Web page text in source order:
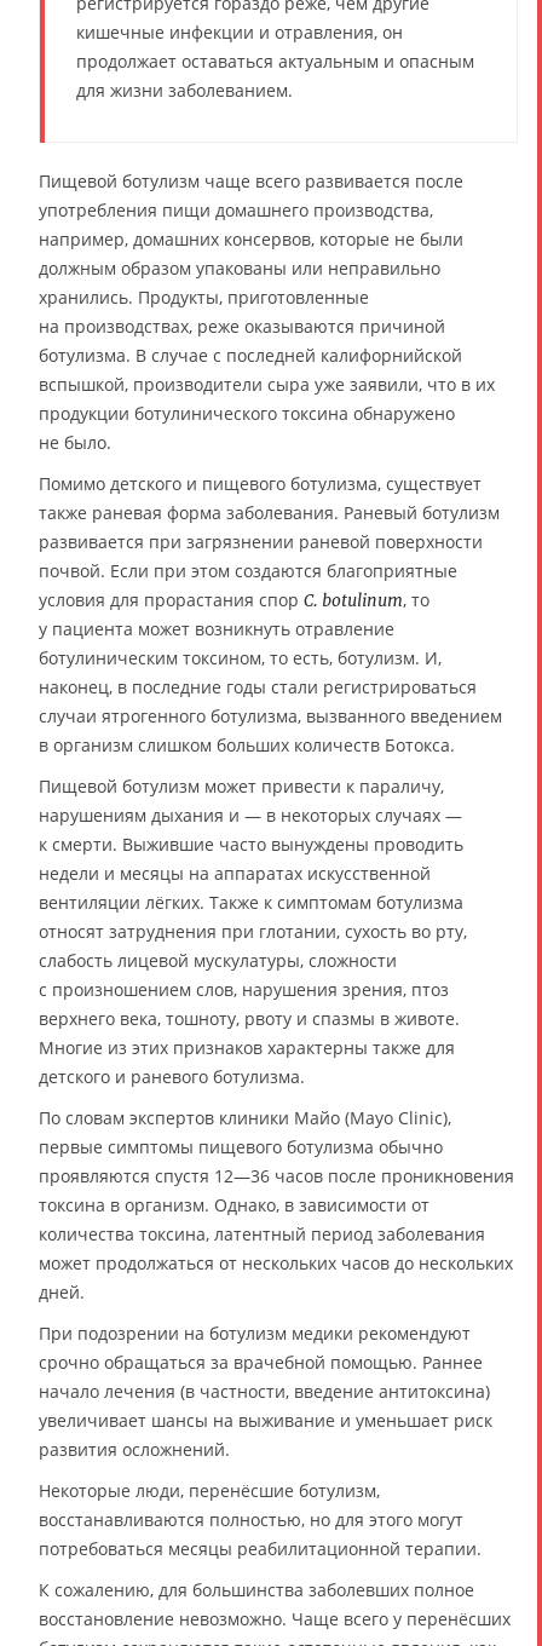
кишечные инфекции и отравления, он
продолжает оставаться актуальным и опасным
для жизни заболеванием.
Пищевой ботулизм чаще всего развивается после
употребления пищи домашнего производства,
например, домашних консервов, которые не были
должным образом упакованы или неправильно
хранились. Продукты, приготовленные
на производствах, реже оказываются причиной
ботулизма. В случае с последней калифорнийской
вспышкой, производители сыра уже заявили, что в их
продукции ботулинического токсина обнаружено
не было.
Помимо детского и пищевого ботулизма, существует
также раневая форма заболевания. Раневый ботулизм
развивается при загрязнении раневой поверхности
почвой. Если при этом создаются благоприятные
условия для прорастания спор C. botulinum, то
у пациента может возникнуть отравление
ботулиническим токсином, то есть, ботулизм. И,
наконец, в последние годы стали регистрироваться
случаи ятрогенного ботулизма, вызванного введением
в организм слишком больших количеств Ботокса.
Пищевой ботулизм может привести к параличу,
нарушениям дыхания и — в некоторых случаях —
к смерти. Выжившие часто вынуждены проводить
недели и месяцы на аппаратах искусственной
вентиляции лёгких. Также к симптомам ботулизма
относят затруднения при глотании, сухость во рту,
слабость лицевой мускулатуры, сложности
с произношением слов, нарушения зрения, птоз
верхнего века, тошноту, рвоту и спазмы в животе.
Многие из этих признаков характерны также для
детского и раневого ботулизма.
По словам экспертов клиники Майо (Mayo Clinic),
первые симптомы пищевого ботулизма обычно
проявляются спустя 12—36 часов после проникновения
токсина в организм. Однако, в зависимости от
количества токсина, латентный период заболевания
может продолжаться от нескольких часов до нескольких
дней.
При подозрении на ботулизм медики рекомендуют
срочно обращаться за врачебной помощью. Раннее
начало лечения (в частности, введение антитоксина)
увеличивает шансы на выживание и уменьшает риск
развития осложнений.
Некоторые люди, перенёсшие ботулизм,
восстанавливаются полностью, но для этого могут
потребоваться месяцы реабилитационной терапии.
К сожалению, для большинства заболевших полное
восстановление невозможно. Чаще всего у перенёсших